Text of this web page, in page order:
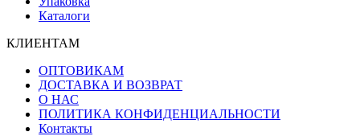
Каталоги
КЛИЕНТАМ
ОПТОВИКАМ
ДОСТАВКА И ВОЗВРАТ
О НАС
ПОЛИТИКА КОНФИДЕНЦИАЛЬНОСТИ
Контакты